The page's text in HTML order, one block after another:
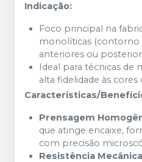
Indicação:
Foco principal na
monolíticas
anteriores ou
Ideal para técnicas de
alta fidelidade às cores
Características/
Prensagem
que atinge encaixe,
com precisão
Resistência